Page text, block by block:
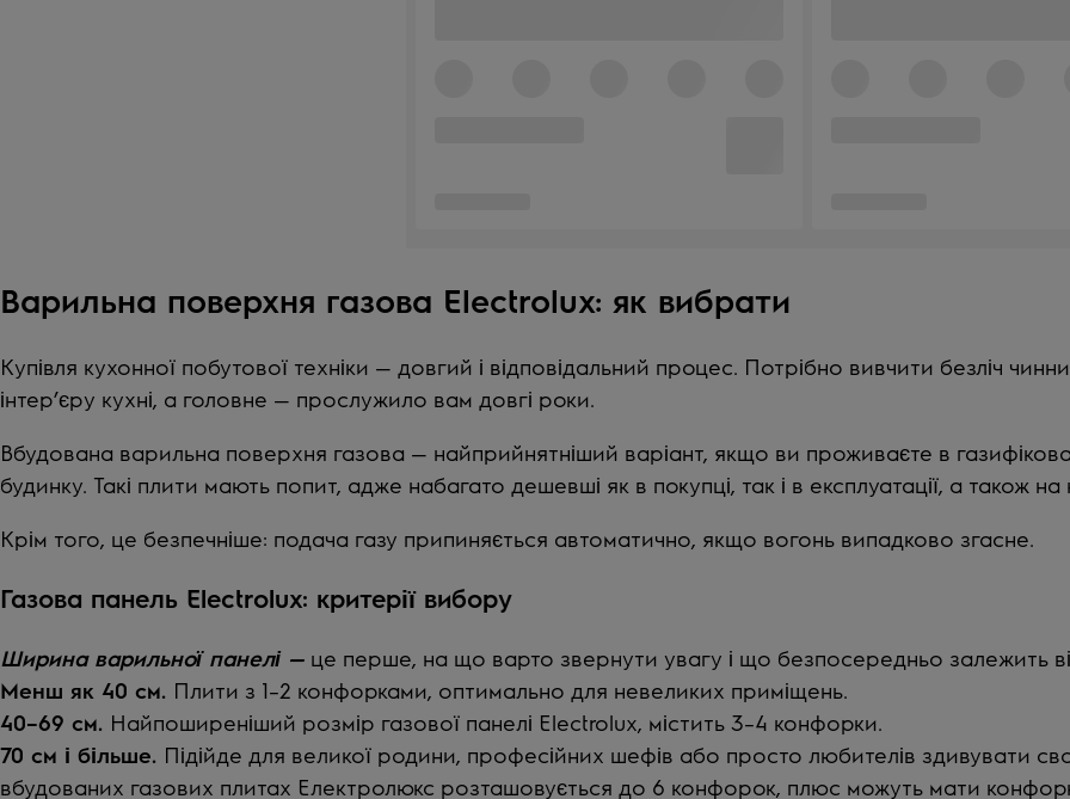
Варильна поверхня газова Electrolux: як вибрати
Купівля кухонної побутової техніки — довгий і відповідальний процес. Потрібно вивчити безліч
інтер’єру кухні, а головне — прослужило вам довгі роки.
Вбудована варильна поверхня газова — найприйнятніший варіант, якщо ви проживаєте в
будинку. Такі плити мають попит, адже набагато дешевші як в покупці, так і в експлуатації, а також
Крім того, це безпечніше: подача газу припиняється автоматично, якщо вогонь випадково згасне.
Газова панель Electrolux: критерії вибору
Ширина варильної панелі — це перше, на що варто звернути увагу і що безпосередньо залежить
Менш як 40 см. Плити з 1–2 конфорками, оптимально для невеликих приміщень.
40–69 см. Найпоширеніший розмір газової панелі Electrolux, містить 3–4 конфорки.
70 см і більше. Підійде для великої родини, професійних шефів або просто любителів здивувати
вбудованих газових плитах Електролюкс розташовується до 6 конфорок, плюс можуть мати